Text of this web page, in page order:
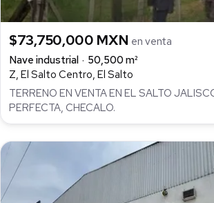
$73,750,000 MXN en venta
Nave industrial
50,500 m²
Z, El Salto Centro, El Salto
TERRENO EN VENTA EN EL SALTO
PERFECTA, CHECALO.